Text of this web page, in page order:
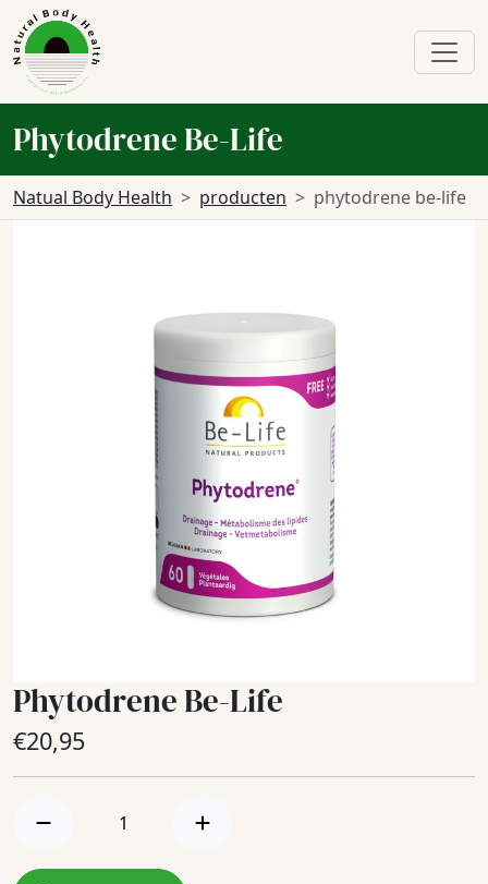
Phytodrene Be-Life
Natual Body Health producten phytodrene be-life
Phytodrene Be-Life
€20,95